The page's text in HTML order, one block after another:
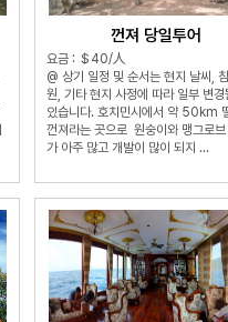
껀져 당일투어
요금 : ＄40/人
@ 상기 일정 및 순서는 현지 날씨,
원, 기타 현지 사정에 따라 일부 변경
있습니다. 호치민시에서 약 50km
껀져라는 곳으로 원숭이와 맹그로
가 아주 많고 개발이 많이 되지 ...